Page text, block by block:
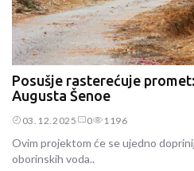
Posušje rasterećuje
Augusta Šenoe
03.12.2025 0 1196
Ovim projektom će se ujedno
oborinskih voda..